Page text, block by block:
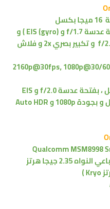
بفتحة عدسة f/1.7 و EIS (gyro) ) و
(20 ميجا بكسل بفتحة عدسة f/2.6 و تكبير بصري 2x و فلاش
2160p@30fps, 1080p@30/
بفتحة عدسة f/2.0 و EIS
Qualcomm MSM8998
ثماني النواه ( رباعي النواه 2.35 جيجا هرتز